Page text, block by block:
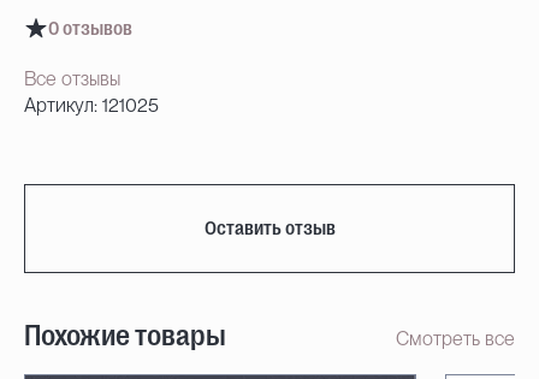
0 отзывов
Все отзывы
Артикул: 121025
Оставить отзыв
Похожие товары Смотреть все